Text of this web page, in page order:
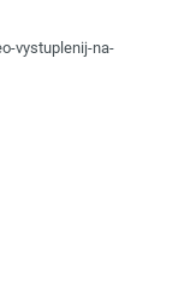
vystuplenij-na-